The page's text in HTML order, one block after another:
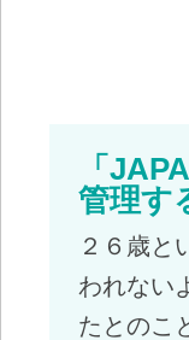
「
管理す
２６歳と
われない
たとのこ